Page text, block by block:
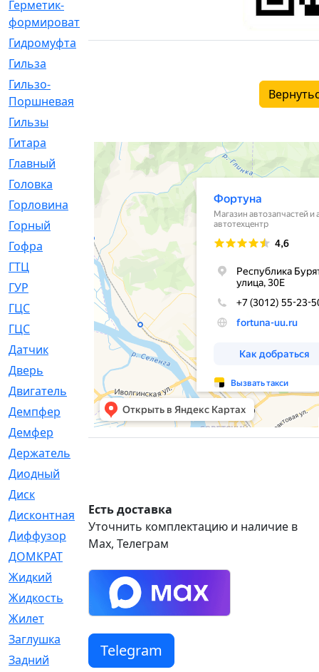
Герметик-
формирователь
Гидромуфта
[47]
Гильза
Гильзо-
Поршневая
Гильзы
Гитара
[7]
Главный
[29]
Головка
Горловина
[14]
Горный
[1]
Гофра
[86]
ГТЦ
ГУР
[34]
ГЦC
[6]
ГЦС
[74]
Датчик
[969]
Дверь
[249]
Двигатель
[64]
Демпфер
[2]
Демфер
Держатель
Диодный
Диск
Дисконтная
[1]
Диффузор
[1]
ДОМКРАТ
Жидкий
[5]
Жидкость
[80]
Жилет
[1]
Заглушка
Задний
[528]
Есть доставка
Уточнить комплектацию и наличие в
Max, Телеграм
Telegram